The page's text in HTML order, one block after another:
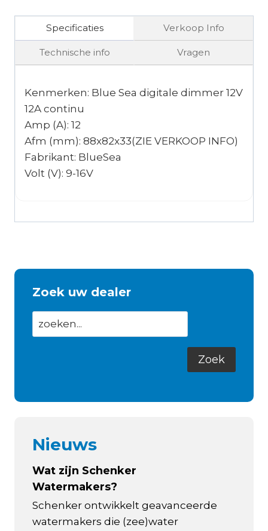
Specificaties Verkoop Info
Technische info Vragen
Kenmerken: Blue Sea digitale dimmer 12V
12A continu
Amp (A): 12
Afm (mm): 88x82x33(ZIE VERKOOP INFO)
Fabrikant: BlueSea
Volt (V): 9-16V
Zoek uw dealer
Nieuws
Wat zijn Schenker
Watermakers?
Schenker ontwikkelt geavanceerde
watermakers die (zee)water